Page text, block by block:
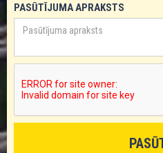
PASŪTĪJUMA APRAKSTS